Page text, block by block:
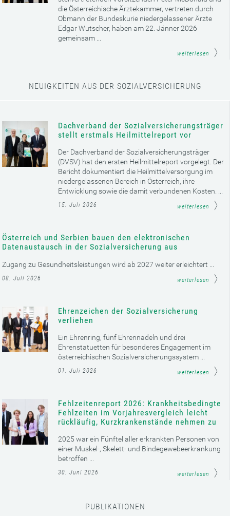
die Österreichische Ärztekammer, vertreten durch
Obmann der Bundeskurie niedergelassener Ärzte
Edgar Wutscher, haben am 22. Jänner 2026
gemeinsam ...
weiterlesen
NEUIGKEITEN AUS DER SOZIALVERSICHERUNG
Dachverband der Sozialversicherungsträger
stellt erstmals Heilmittelreport vor
Der Dachverband der Sozialversicherungsträger
(DVSV) hat den ersten Heilmittelreport vorgelegt. Der
Bericht dokumentiert die Heilmittelversorgung im
niedergelassenen Bereich in Österreich, ihre
Entwicklung sowie die damit verbundenen Kosten. ...
15. Juli 2026 weiterlesen
Österreich und Serbien bauen den elektronischen
Datenaustausch in der Sozialversicherung aus
Zugang zu Gesundheitsleistungen wird ab 2027 weiter erleichtert ...
08. Juli 2026 weiterlesen
Ehrenzeichen der Sozialversicherung
verliehen
Ein Ehrenring, fünf Ehrennadeln und drei
Ehrenstatuetten für besonderes Engagement im
österreichischen Sozialversicherungssystem ...
01. Juli 2026 weiterlesen
Fehlzeitenreport 2026: Krankheitsbedingte
Fehlzeiten im Vorjahresvergleich leicht
rückläufig, Kurzkrankenstände nehmen zu
2025 war ein Fünftel aller erkrankten Personen von
einer Muskel-, Skelett- und Bindegewebeerkrankung
betroffen ...
30. Juni 2026 weiterlesen
PUBLIKATIONEN